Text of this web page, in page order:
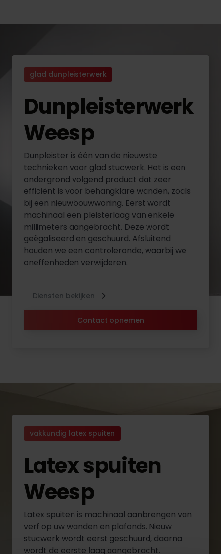
glad dunpleisterwerk
Dunpleisterwerk
Weesp
Dunpleister is één van de nieuwste
technieken voor glad stucwerk. Het is een
ondergrond volgend product dat zeer
efficiënt is voor behangklare wanden, zoals
bij een nieuwbouwwoning. Eerst wordt
machinaal een pleisterlaag van enkele
millimeters aangebracht. Deze wordt
geëgaliseerd en geschuurd. Afsluitend
houden we een controleronde, waarbij we
oneffenheden verwijderen.
Contact opnemen
Diensten bekijken
vakkundig latex spuiten
Latex spuiten
Weesp
Latex spuiten is machinaal aanbrengen van
verf op uw wanden en plafonds. Nieuw
stucwerk wordt eerst geschuurd, daarna
wordt de eerste laag aangebracht.